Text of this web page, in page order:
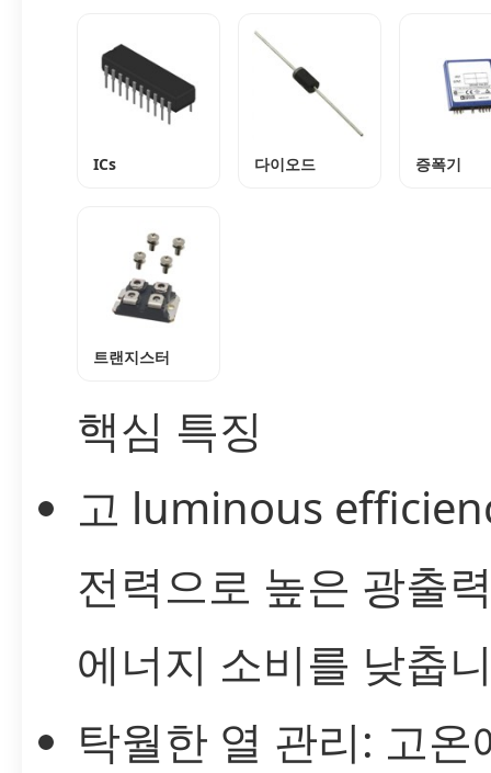
ICs 다이오드 증폭기
트랜지스터
핵심 특징
고 luminous
전력으로 높은 광출
에너지 소비를 낮춥
탁월한 열 관리: 고